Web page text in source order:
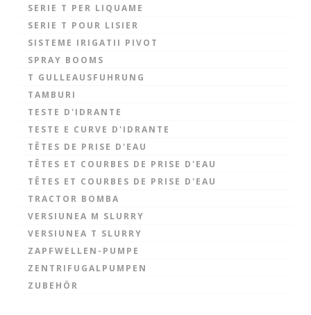
SERIE T PER LIQUAME
SERIE T POUR LISIER
SISTEME IRIGATII PIVOT
SPRAY BOOMS
T GULLEAUSFUHRUNG
TAMBURI
TESTE D'IDRANTE
TESTE E CURVE D'IDRANTE
TÊTES DE PRISE D'EAU
TÊTES ET COURBES DE PRISE D'EAU
TÊTES ET COURBES DE PRISE D'EAU
TRACTOR BOMBA
VERSIUNEA M SLURRY
VERSIUNEA T SLURRY
ZAPFWELLEN-PUMPE
ZENTRIFUGALPUMPEN
ZUBEHÖR